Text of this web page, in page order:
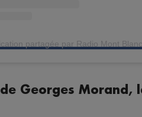
partagée par Radio Mont
Georges Morand,